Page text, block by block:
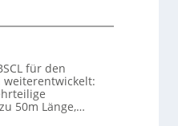
für den
50m Länge,…